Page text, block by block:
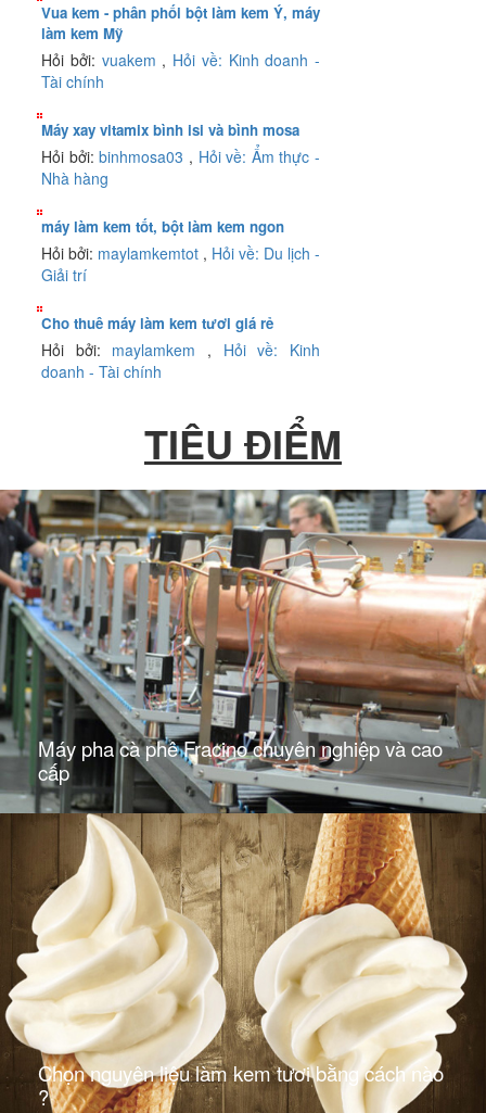
Vua kem - phân phối bột làm kem Ý, máy
làm kem Mỹ
Hỏi bởi: vuakem , Hỏi về: Kinh doanh -
Tài chính
Máy xay vitamix bình isi và bình mosa
Hỏi bởi:binhmosa03 , Hỏi về: Ẩm thực -
Nhà hàng
máy làm kem tốt, bột làm kem ngon
Hỏi bởi: maylamkemtot , Hỏi về: Du lịch -
Giải trí
Cho thuê máy làm kem tươi giá rẻ
Hỏi bởi: maylamkem , Hỏi về: Kinh
doanh - Tài chính
TIÊU ĐIỂM
Máy pha cà phê Fracino chuyên nghiệp và cao
cấp
Chọn nguyên liệu làm kem tươi bằng cách nào
?